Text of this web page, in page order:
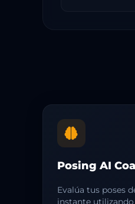
Posing AI
Evalúa tus poses
instante